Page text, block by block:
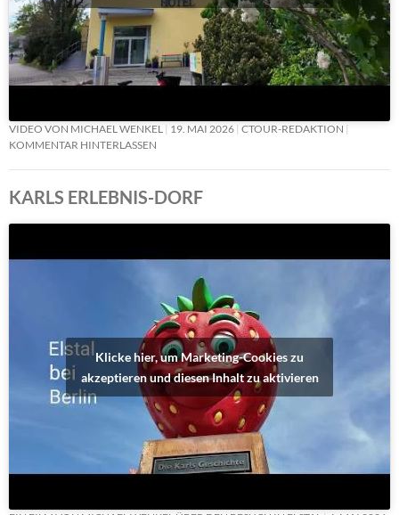
VIDEO VON MICHAEL WENKEL 19. MAI 2026 CTOUR-REDAKTION
KOMMENTAR HINTERLASSEN
KARLS ERLEBNIS-DORF
Klicke hier, um Marketing-Cookies zu
akzeptieren und diesen Inhalt zu aktivieren